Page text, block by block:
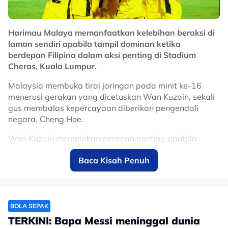
Harimau Malaya memanfaatkan kelebihan beraksi di
laman sendiri apabila tampil dominan ketika
berdepan Filipina dalam aksi penting di Stadium
Cheras, Kuala Lumpur.
Malaysia membuka tirai jaringan pada minit ke-16
menerusi gerakan yang dicetuskan Wan Kuzain, sekali
gus membalas kepercayaan diberikan pengendali
negara, Cheng Hoe.
Wan Kuzain memainkan peranan penting apabila
menghasilkan hantaran tepat yang membolehkan
rakan sepasukan, Pavithran Gunalan menyempurnakan
peluang untuk meletakkan Harimau Malaya di depan.
Stadium Cheras dengan penyokong tuan rumah terus
memberikan sokongan kepada anak buah Cheng Hoe.
Baca Kisah Penuh
BOLA SEPAK
TERKINI: Bapa Messi meninggal dunia